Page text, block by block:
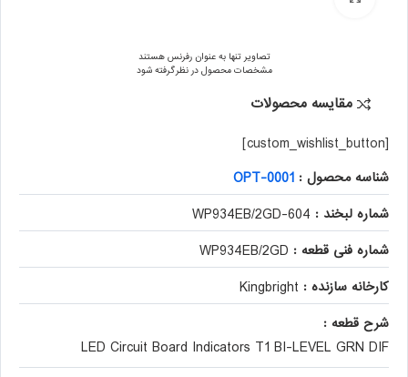
تصاویر تنها به عنوان رفرنس هستند
مشخصات محصول در نظر گرفته شود
مقایسه محصولات
[custom_wishlist_button]
شناسه محصول : OPT-0001
شماره لبخند : 604-WP934EB/2GD
شماره فنی قطعه : WP934EB/2GD
کارخانه سازنده : Kingbright
شرح قطعه :
LED Circuit Board Indicators T1 BI-LEVEL GRN DIF